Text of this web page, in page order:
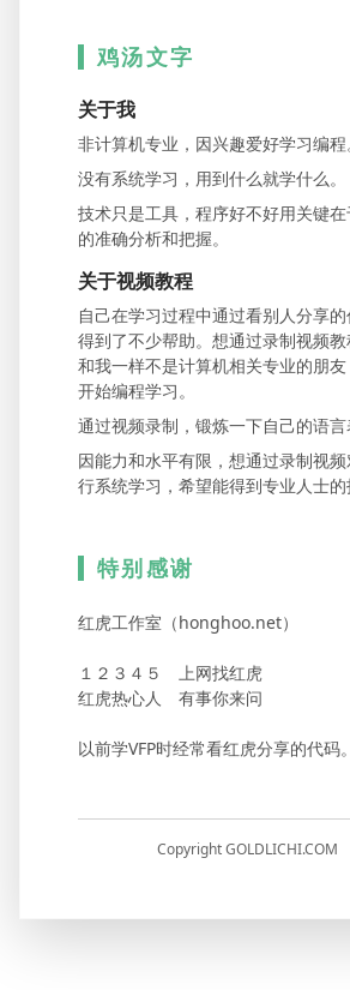
鸡汤文字
关于我
非计算机专业，因兴趣爱好学习编程
没有系统学习，用到什么就学什么。
技术只是工具，程序好不好用关键
的准确分析和把握。
关于视频教程
自己在学习过程中通过看别人分享的
得到了不少帮助。想通过录制视频
和我一样不是计算机相关专业的朋
开始编程学习。
通过视频录制，锻炼一下自己的语言
因能力和水平有限，想通过录制视
行系统学习，希望能得到专业人士的
特别感谢
红虎工作室（honghoo.net）
１２３４５ 上网找红虎
红虎热心人 有事你来问
以前学VFP时经常看红虎分享的代码。
Copyright GOLDLICHI.COM